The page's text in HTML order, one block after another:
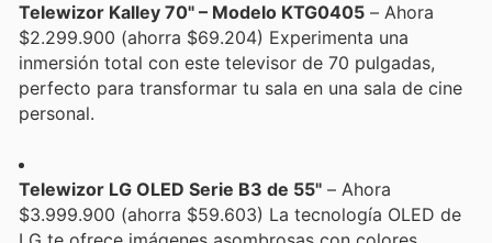
Telewizor Kalley 70" – Modelo KTG0405 – Ahora
$2.299.900 (ahorra $69.204) Experimenta una
inmersión total con este televisor de 70 pulgadas,
perfecto para transformar tu sala en una sala de cine
personal.
Telewizor LG OLED Serie B3 de 55" – Ahora
$3.999.900 (ahorra $59.603) La tecnología OLED de